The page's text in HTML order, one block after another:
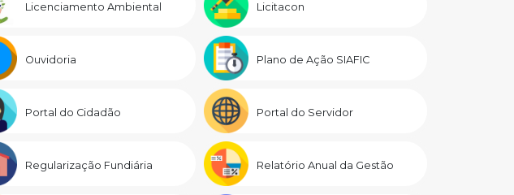
Licenciamento Ambiental Licitacon
Ouvidoria Plano de Ação SIAFIC
Portal do Cidadão Portal do Servidor
Regularização Fundiária Relatório Anual da Gestão